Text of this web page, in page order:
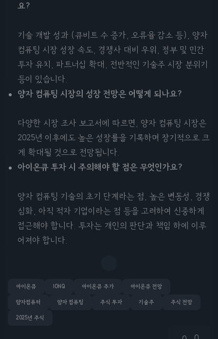
요?
기술 개발 성과 (큐비트 수 증가, 오류율 감소 등), 양자
컴퓨팅 시장 성장 속도, 경쟁사 대비 우위, 정부 및 민간
투자 유치, 파트너십 확대, 전반적인 기술주 시장 분위기
등이 있습니다.
양자 컴퓨팅 시장의 성장 전망은 어떻게 되나요?
다양한 시장 조사 보고서에 따르면, 양자 컴퓨팅 시장은
2025년 이후에도 높은 성장률을 기록하며 장기적으로 크
게 확대될 것으로 전망됩니다.
아이온큐 투자 시 주의해야 할 점은 무엇인가요?
양자 컴퓨팅 기술의 초기 단계라는 점, 높은 변동성, 경쟁
심화, 아직 적자 기업이라는 점 등을 고려하여 신중하게
접근해야 합니다. 투자는 개인의 판단과 책임 하에 이루
어져야 합니다.
아이온큐 IONQ 아이온큐 주가 아이온큐 전망
양자컴퓨터 양자 컴퓨팅 주식 투자 기술주 주식 전망
2025년 주식